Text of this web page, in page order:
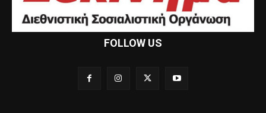
FOLLOW US